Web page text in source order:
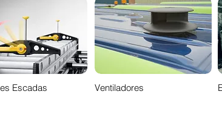
Escadas Ventiladores